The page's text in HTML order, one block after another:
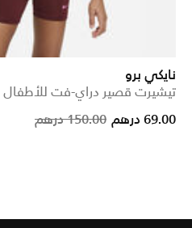
نايكي برو
تيشيرت قصير دراي-فت للأطفال
Price reduced from
150.00 درهمto 69.00 درهم